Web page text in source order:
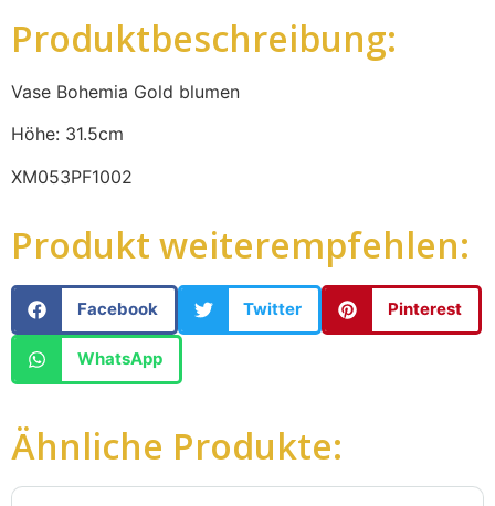
Produktbeschreibung:
Vase Bohemia Gold blumen
Höhe: 31.5cm
XM053PF1002
Produkt weiterempfehlen:
Facebook Twitter Pinterest
WhatsApp
Ähnliche Produkte: